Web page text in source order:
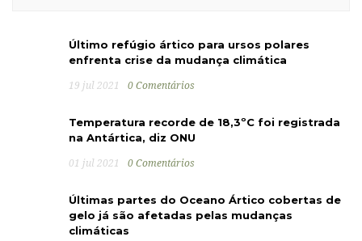
Último refúgio ártico para ursos polares
enfrenta crise da mudança climática
19 jul 2021 0 Comentários
Temperatura recorde de 18,3ºC foi registrada
na Antártica, diz ONU
01 jul 2021 0 Comentários
Últimas partes do Oceano Ártico cobertas de
gelo já são afetadas pelas mudanças
climáticas